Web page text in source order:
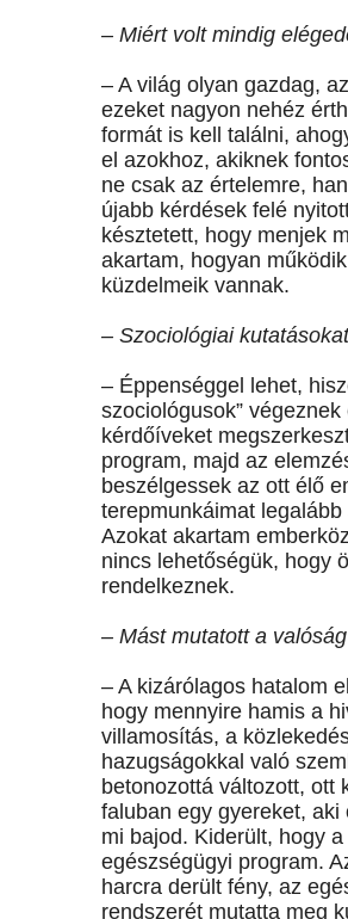
– Miért volt mindig
– A világ olyan gazdag,
ezeket nagyon nehéz
formát is kell találni,
el azokhoz, akiknek
ne csak az értelemre,
újabb kérdések felé
késztetett, hogy menjek
akartam, hogyan
küzdelmeik vannak.
– Szociológiai
– Éppenséggel lehet,
szociológusok”
kérdőíveket
program, majd az
beszélgessek az ott élő
terepmunkáimat
Azokat akartam
nincs lehetőségük, hogy
rendelkeznek.
– Mást mutatott a
– A kizárólagos hatalom
hogy mennyire hamis a
villamosítás, a
hazugságokkal való
betonozottá változott, ott
faluban egy gyereket,
mi bajod. Kiderült, hogy
egészségügyi program.
harcra derült fény, az
rendszerét mutatta meg